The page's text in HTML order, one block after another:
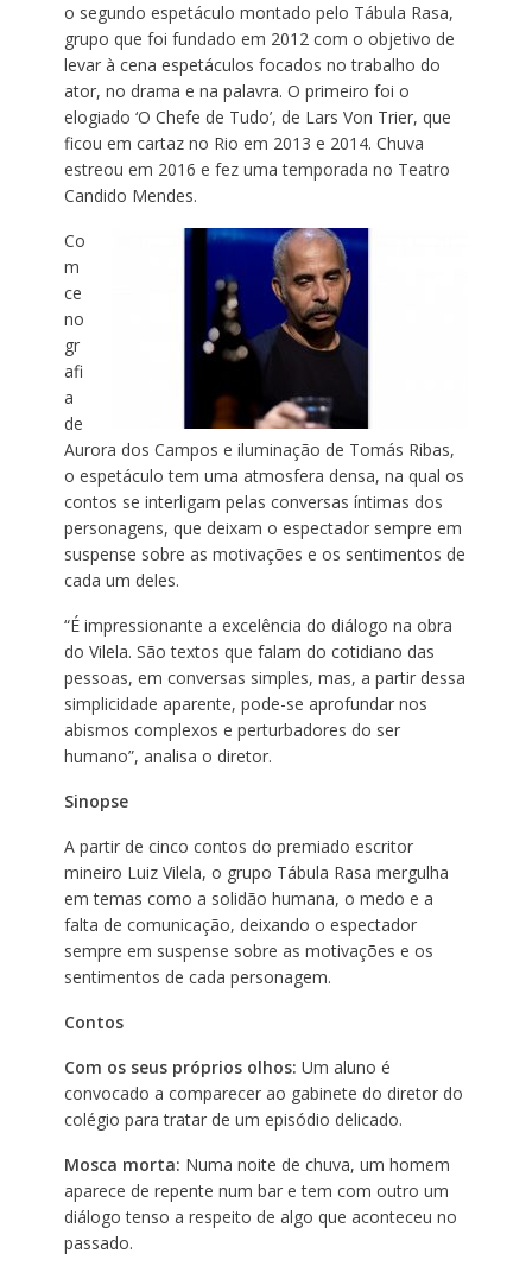
o segundo espetáculo montado pelo Tábula Rasa,
grupo que foi fundado em 2012 com o objetivo de
levar à cena espetáculos focados no trabalho do
ator, no drama e na palavra. O primeiro foi o
elogiado ‘O Chefe de Tudo’, de Lars Von Trier, que
ficou em cartaz no Rio em 2013 e 2014. Chuva
estreou em 2016 e fez uma temporada no Teatro
Candido Mendes.
Co
m
ce
no
gr
afi
a
de
Aurora dos Campos e iluminação de Tomás Ribas,
o espetáculo tem uma atmosfera densa, na qual os
contos se interligam pelas conversas íntimas dos
personagens, que deixam o espectador sempre em
suspense sobre as motivações e os sentimentos de
cada um deles.
“É impressionante a excelência do diálogo na obra
do Vilela. São textos que falam do cotidiano das
pessoas, em conversas simples, mas, a partir dessa
simplicidade aparente, pode-se aprofundar nos
abismos complexos e perturbadores do ser
humano”, analisa o diretor.
Sinopse
A partir de cinco contos do premiado escritor
mineiro Luiz Vilela, o grupo Tábula Rasa mergulha
em temas como a solidão humana, o medo e a
falta de comunicação, deixando o espectador
sempre em suspense sobre as motivações e os
sentimentos de cada personagem.
Contos
Com os seus próprios olhos: Um aluno é
convocado a comparecer ao gabinete do diretor do
colégio para tratar de um episódio delicado.
Mosca morta: Numa noite de chuva, um homem
aparece de repente num bar e tem com outro um
diálogo tenso a respeito de algo que aconteceu no
passado.